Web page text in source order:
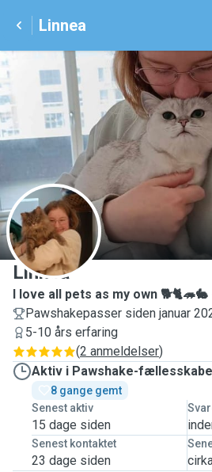
Linnea
L
Linnea
I love all pets as my own 🐕🐈🦔🐇
Pawshakepasser siden januar
5-10 års erfaring
(2 anmeldelser)
Aktiv i Pawshake-
8 gange gemt
Senest aktiv
15 dage siden
Senest kontaktet
23 dage siden